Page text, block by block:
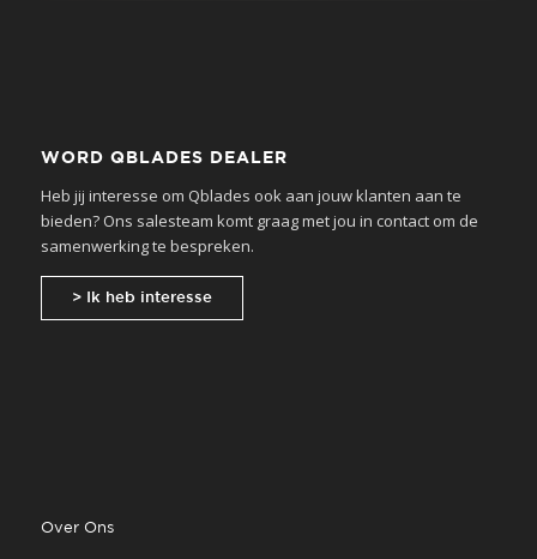
WORD QBLADES DEALER
Heb jij interesse om Qblades ook aan jouw klanten aan te
bieden? Ons salesteam komt graag met jou in contact om de
samenwerking te bespreken.
> Ik heb interesse
Over Ons